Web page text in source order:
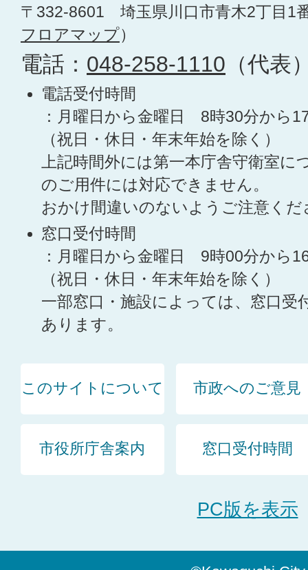
〒332-8601 埼玉県川口市青木2丁目1
フロアマップ）
電話： 048-258-1110 （代表
電話受付時間
：月曜日から金曜日 8時30分から
（祝日・休日・年末年始を除く）
上記時間外には第一本庁舎守衛室に
のご用件には対応できません。
おかけ間違いのないようご注意くだ
窓口受付時間
：月曜日から金曜日 9時00分から
（祝日・休日・年末年始を除く）
一部窓口・施設によっては、窓口受
あります。
このサイトについて 市政へのご意見
市役所庁舎案内 窓口受付時間
PC版を表示